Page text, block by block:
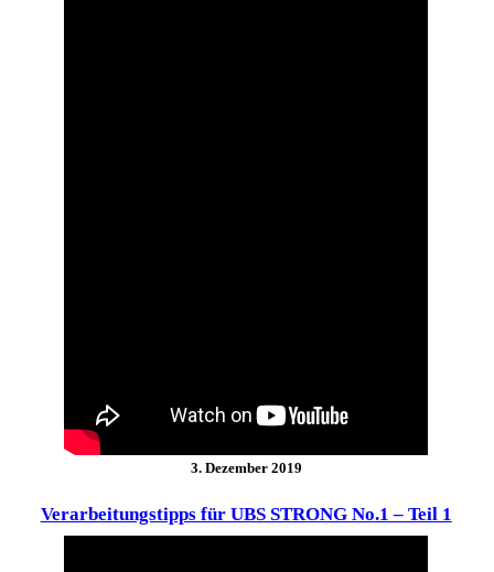
3. Dezember 2019
Verarbeitungstipps für UBS STRONG No.1 – Teil 1